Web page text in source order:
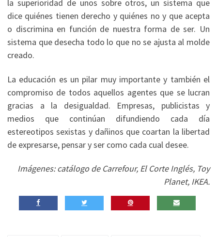
la superioridad de unos sobre otros, un sistema que
dice quiénes tienen derecho y quiénes no y que acepta
o discrimina en función de nuestra forma de ser. Un
sistema que desecha todo lo que no se ajusta al molde
creado.
La educación es un pilar muy importante y también el
compromiso de todos aquellos agentes que se lucran
gracias a la desigualdad. Empresas, publicistas y
medios que continúan difundiendo cada día
estereotipos sexistas y dañinos que coartan la libertad
de expresarse, pensar y ser como cada cual desee.
Imágenes: catálogo de Carrefour, El Corte Inglés, Toy
Planet, IKEA.